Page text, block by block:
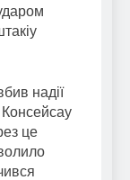
надії
це